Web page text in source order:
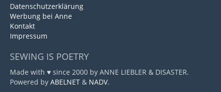
Datenschutzerklärung
Werbung bei Anne
Kontakt
Impressum
SEWING IS POETRY
Made with ♥ since 2000 by ANNE LIEBLER & DISASTER.
Powered by ABELNET & NADV.